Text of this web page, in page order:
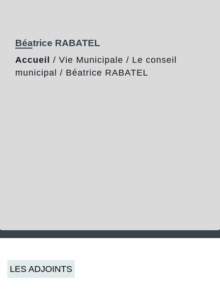
Béatrice RABATEL
Accueil / Vie Municipale / Le conseil
municipal / Béatrice RABATEL
LES ADJOINTS